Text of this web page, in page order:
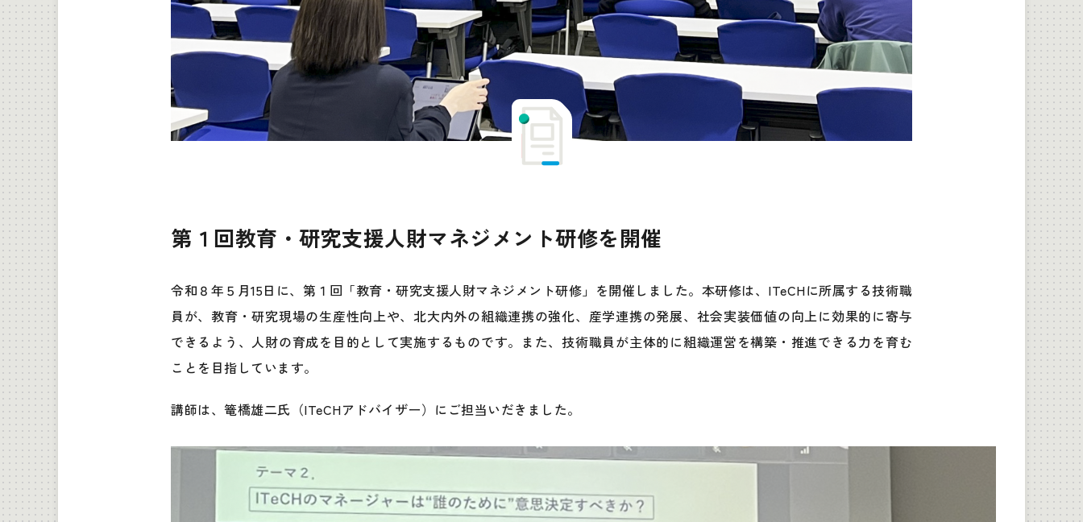
第１回教育・研究支援人財マネジメント研修を開催
令和８年５月15日に、第１回「教育・研究支援人財マネジメント研修」を開催しました。本研修は、ITeCHに所属する技術職
員が、教育・研究現場の生産性向上や、北大内外の組織連携の強化、産学連携の発展、社会実装価値の向上に効果的に寄与
できるよう、人財の育成を目的として実施するものです。また、技術職員が主体的に組織運営を構築・推進できる力を育む
ことを目指しています。
講師は、篭橋雄二氏（ITeCHアドバイザー）にご担当いだきました。